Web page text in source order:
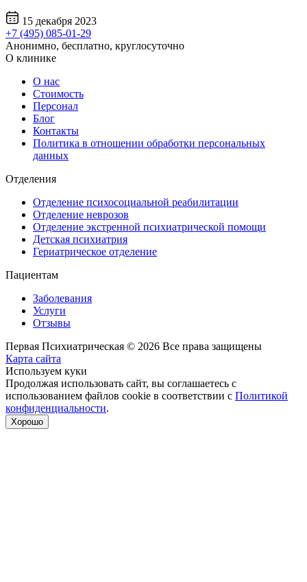
15 декабря 2023
+7 (495) 085-01-29
Анонимно, бесплатно, круглосуточно
О клинике
О нас
Стоимость
Персонал
Блог
Контакты
Политика в отношении обработки персональных
данных
Отделения
Отделение психосоциальной реабилитации
Отделение неврозов
Отделение экстренной психиатрической помощи
Детская психиатрия
Гериатрическое отделение
Пациентам
Заболевания
Услуги
Отзывы
Первая Психиатрическая © 2026 Все права защищены
Карта сайта
Используем куки
Продолжая использовать сайт, вы соглашаетесь с
использованием файлов cookie в соответствии с Политикой
конфиденциальности.
Хорошо